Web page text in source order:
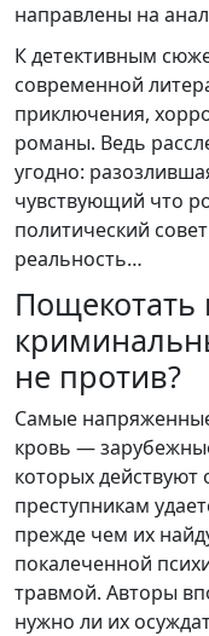
направлены на
К детективным
современной
приключения,
романы. Ведь
угодно:
чувствующий что
политический
реальность…
не против?
Самые
кровь —
которых
преступникам
прежде чем их
покалеченной
травмой. Авторы
нужно ли их